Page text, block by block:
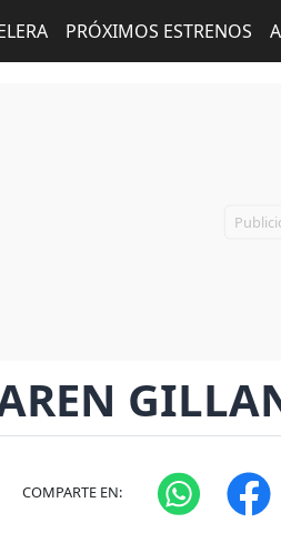
PRÓXIMOS ESTRENOS
COMPARTE EN: